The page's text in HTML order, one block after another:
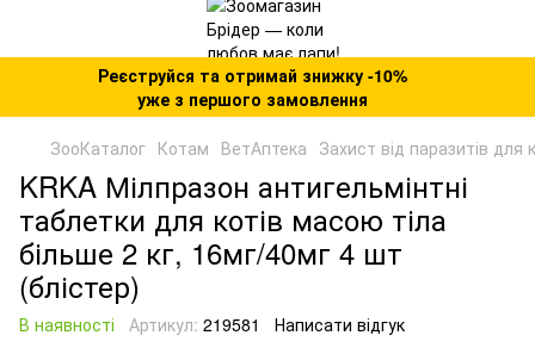
Реєструйся та отримай знижку -10%
уже з першого замовлення
ЗооКаталог Котам ВетАптека Захист від паразитів для
KRKA Мілпразон антигельмінтні
таблетки для котів масою тіла
більше 2 кг, 16мг/40мг 4 шт
(блістер)
В наявності Артикул: 219581 Написати відгук